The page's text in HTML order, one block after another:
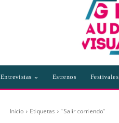
Entrevistas Estrenos Festivales
Inicio Etiquetas "Salir corriendo"